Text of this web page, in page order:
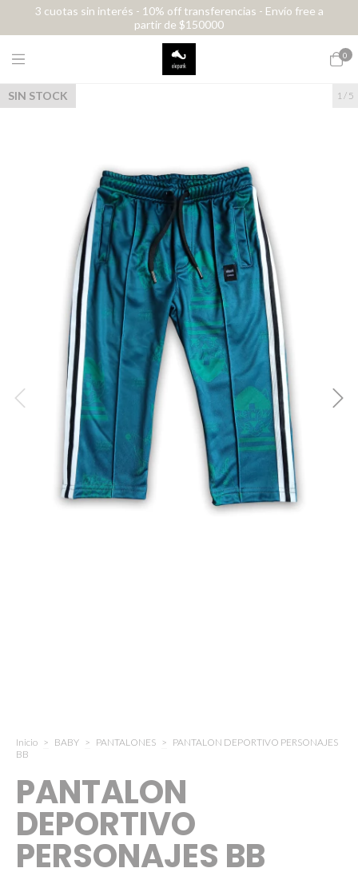
3 cuotas sin interés - 10% off transferencias - Envío free a
partir de $150000
0
SIN STOCK 1 / 5
Inicio > BABY > PANTALONES > PANTALON DEPORTIVO PERSONAJES
BB
PANTALON
DEPORTIVO
PERSONAJES BB